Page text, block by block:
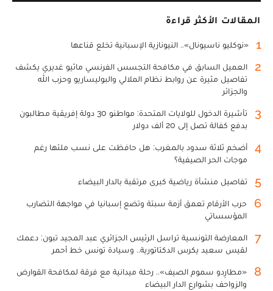
المقالات الأكثر قراءة
1 «نوكليو ناسيونال».. النيونازية الإسبانية تخلع قناعها
2
العميل السابق في مكافحة التجسس الفرنسي ماثيو غديري يكشف
تفاصيل مثيرة عن روابط نظام الملالي والبوليساريو وحزب الله
والجزائر
3
تأشيرة الدخول للولايات المتحدة: مواطنو 30 دولة إفريقية مطالبون
بدفع كفالة تصل إلى 20 ألف دولار
4
أضخم ثلاثة سدود بالمغرب: هل حافظت على نسب ملئها رغم
موجات الحر الصيفية؟
5 تفاصيل منشأة رياضية كبرى مرتقبة بالدار البيضاء
6
حرب الأرقام تعمق أزمة سبتة وتضع إسبانيا في مواجهة التضارب
المؤسساتي
7
المعارضة التونسية تراسل الرئيس الجزائري عبد المجيد تبون: دعمك
لقيس سعيد يكرس الدكتاتورية.. وسيادة تونس خط أحمر
8
«مطارِدو سموم الصيف».. رحلة ميدانية مع فرقة لمكافحة القوارض
والزواحف بشوارع الدار البيضاء